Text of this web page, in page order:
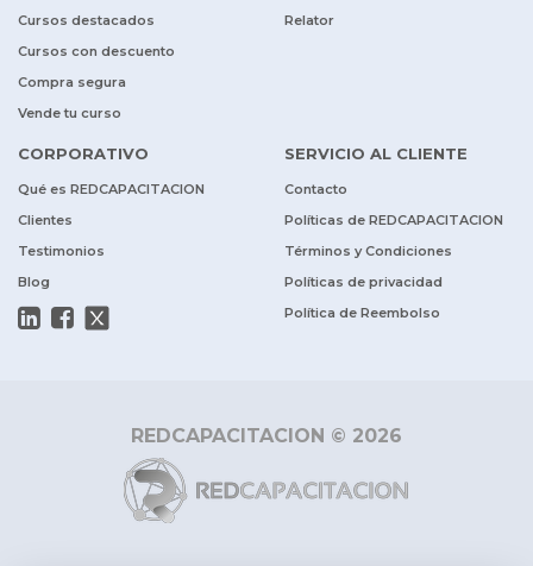
Cursos destacados
Cursos con descuento
Compra segura
Vende tu curso
Relator
CORPORATIVO
Qué es REDCAPACITACION
Clientes
Testimonios
Blog
SERVICIO AL CLIENTE
Contacto
Políticas de REDCAPACITACION
Términos y Condiciones
Políticas de privacidad
Política de Reembolso
REDCAPACITACION © 2026